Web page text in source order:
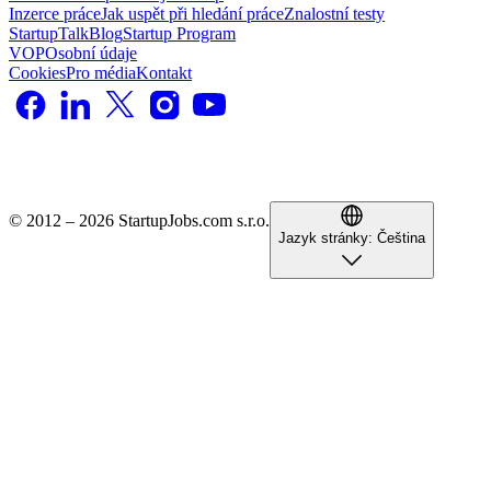
Inzerce práceJak uspět při hledání práceZnalostní testy
StartupTalkBlogStartup Program
VOPOsobní údaje
CookiesPro médiaKontakt
© 2012 – 2026 StartupJobs.com s.r.o.
Jazyk stránky: Čeština